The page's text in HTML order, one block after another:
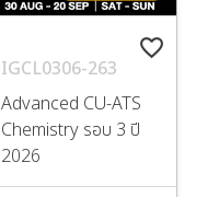
favorite_border
IGCL0306-263
Advanced CU-ATS
Chemistry รอบ 3 ปี
2026